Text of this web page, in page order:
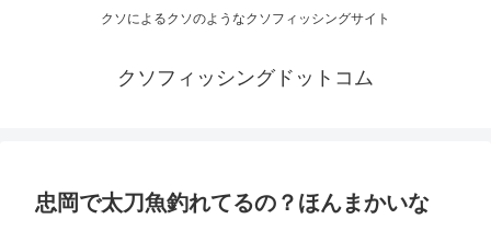
クソによるクソのようなクソフィッシングサイト
クソフィッシングドットコム
忠岡で太刀魚釣れてるの？ほんまかいな